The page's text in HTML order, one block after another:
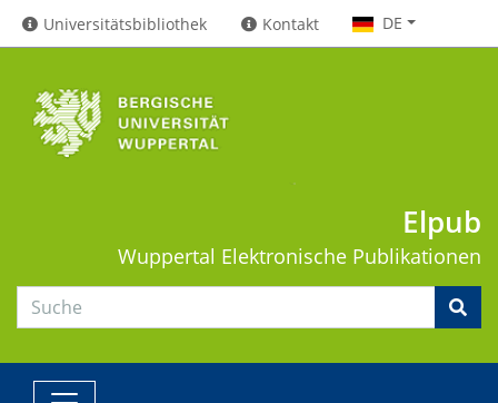
Universitätsbibliothek Kontakt DE
Elpub
Wuppertal Elektronische Publikationen